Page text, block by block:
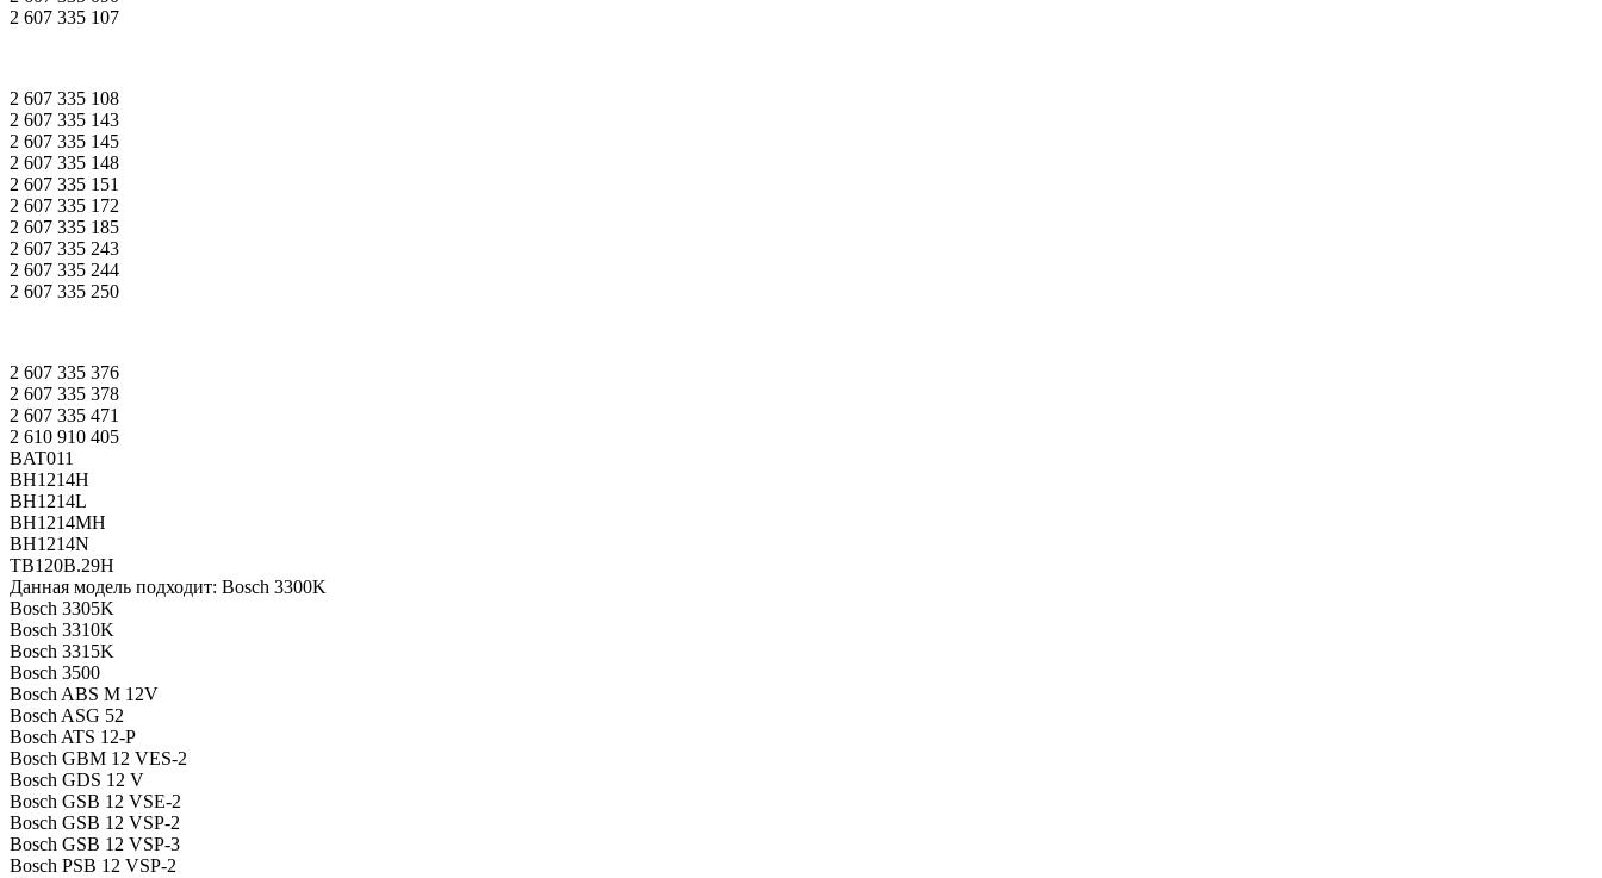
2 607 335 107
2 607 335 108
2 607 335 143
2 607 335 145
2 607 335 148
2 607 335 151
2 607 335 172
2 607 335 185
2 607 335 243
2 607 335 244
2 607 335 250
2 607 335 376
2 607 335 378
2 607 335 471
2 610 910 405
BAT011
BH1214H
BH1214L
BH1214MH
BH1214N
TB120B.29H
Данная модель подходит: Bosch 3300K
Bosch 3305K
Bosch 3310K
Bosch 3315K
Bosch 3500
Bosch ABS M 12V
Bosch ASG 52
Bosch ATS 12-P
Bosch GBM 12 VES-2
Bosch GDS 12 V
Bosch GSB 12 VSE-2
Bosch GSB 12 VSP-2
Bosch GSB 12 VSP-3
Bosch PSB 12 VSP-2